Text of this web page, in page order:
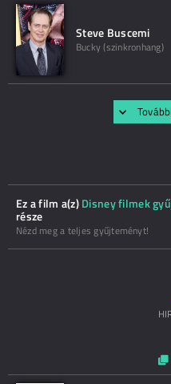
Steve Buscemi
Bucky (szinkronhang)
Ez a film a(z)Disney filmek
része
Nézd meg a teljes gyűjteményt!